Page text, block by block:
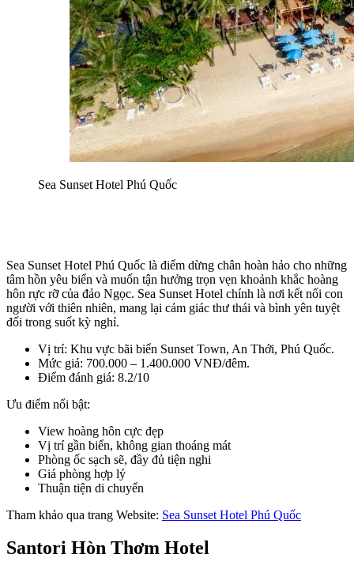
Sea Sunset Hotel Phú Quốc
Sea Sunset Hotel Phú Quốc là điểm dừng chân hoàn hảo cho những
tâm hồn yêu biển và muốn tận hưởng trọn vẹn khoảnh khắc hoàng
hôn rực rỡ của đảo Ngọc. Sea Sunset Hotel chính là nơi kết nối con
người với thiên nhiên, mang lại cảm giác thư thái và bình yên tuyệt
đối trong suốt kỳ nghỉ.
Vị trí: Khu vực bãi biển Sunset Town, An Thới, Phú Quốc.
Mức giá: 700.000 – 1.400.000 VNĐ/đêm.
Điểm đánh giá: 8.2/10
Ưu điểm nổi bật:
View hoàng hôn cực đẹp
Vị trí gần biển, không gian thoáng mát
Phòng ốc sạch sẽ, đầy đủ tiện nghi
Giá phòng hợp lý
Thuận tiện di chuyển
Tham khảo qua trang Website: Sea Sunset Hotel Phú Quốc
Santori Hòn Thơm Hotel